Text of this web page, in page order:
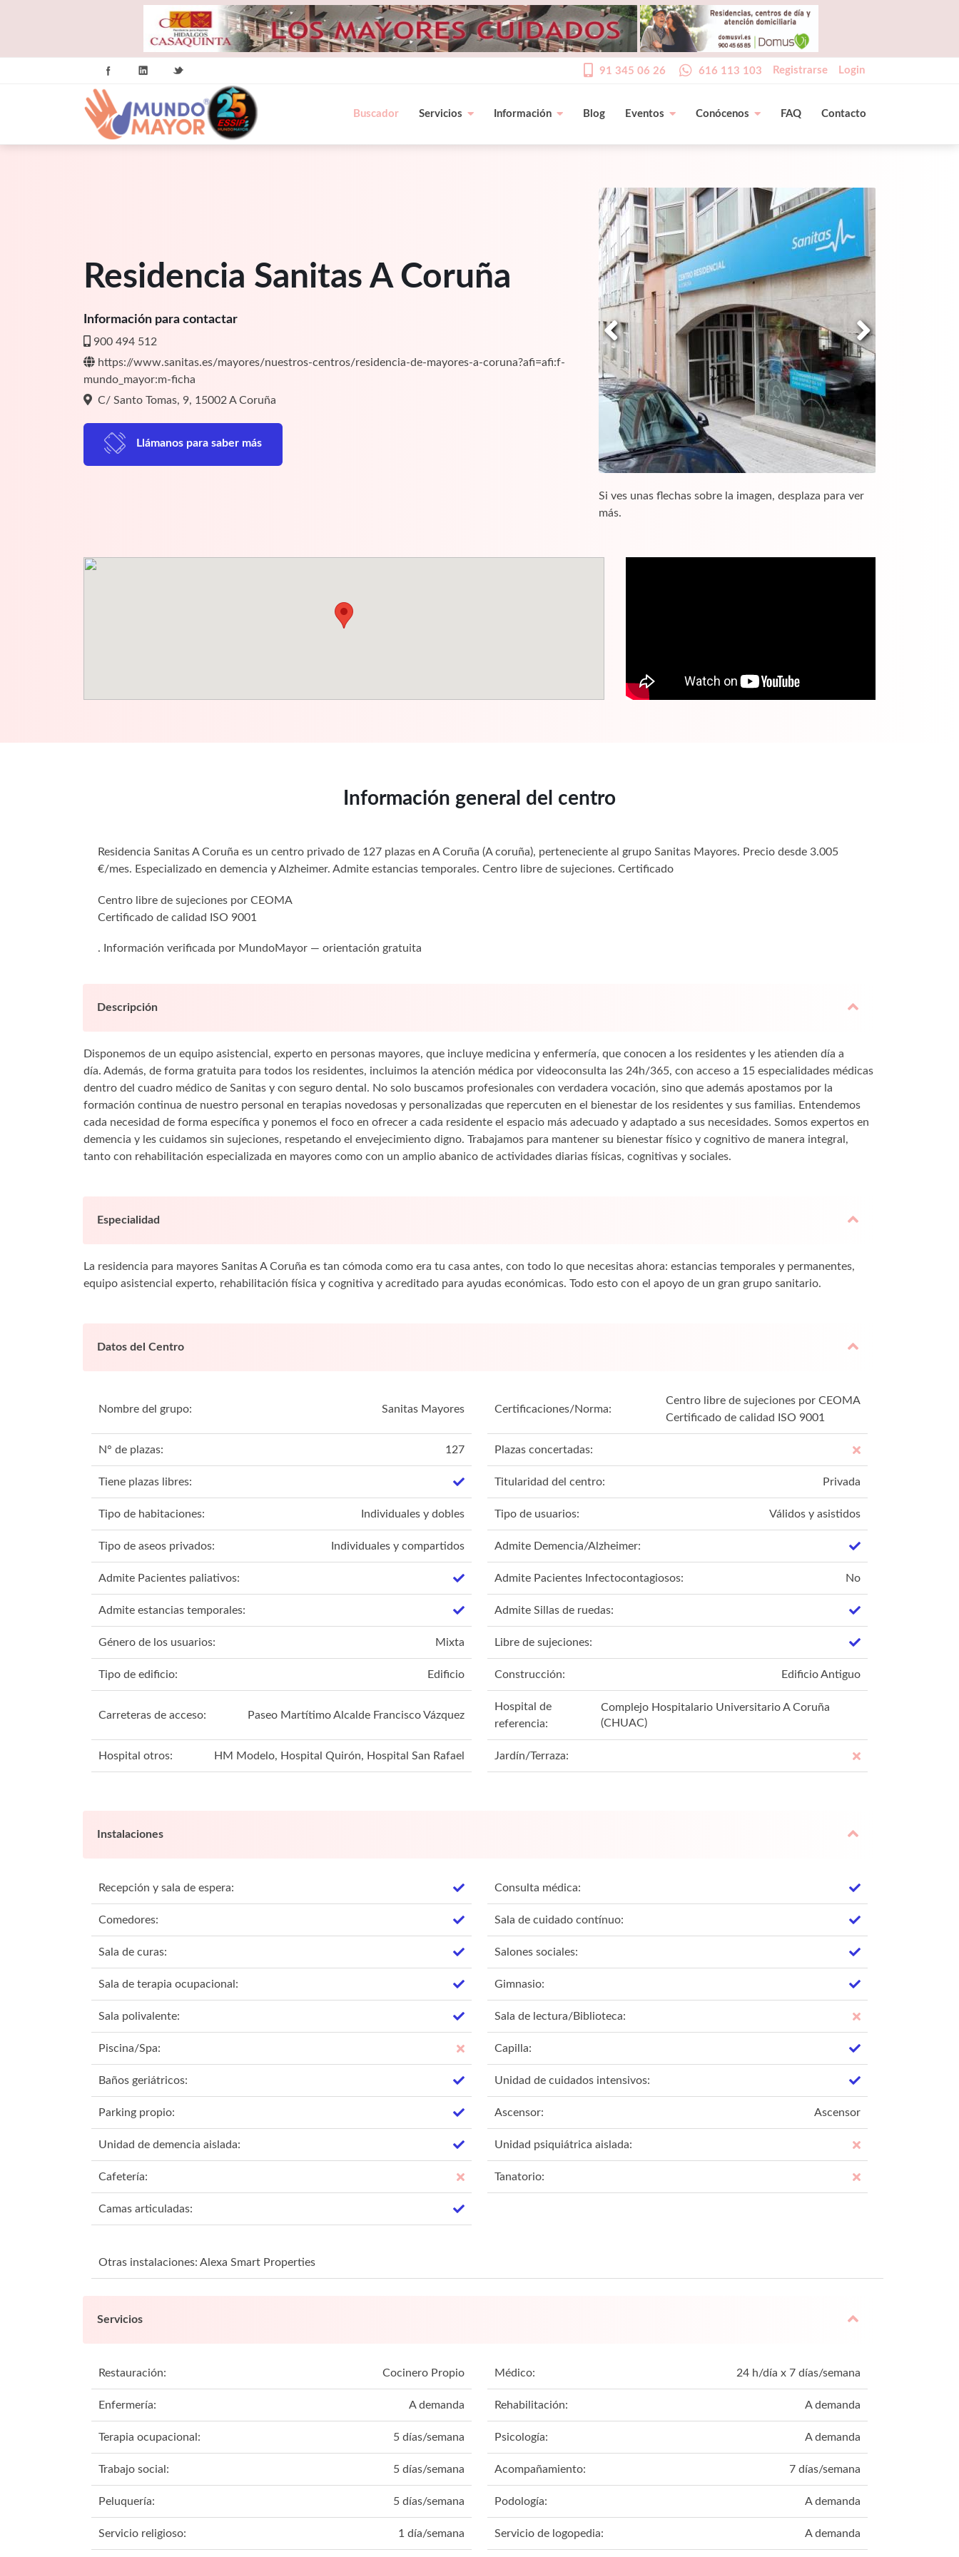
91 345 06 26 616 113 103 Registrarse Login
Buscador Servicios Información Blog Eventos Conócenos FAQ Contacto
Residencia Sanitas A Coruña
Información para contactar
900 494 512
https://www.sanitas.es/mayores/nuestros-centros/residencia-de-mayores-a-coruna?afi=afi:f-
mundo_mayor:m-ficha
C/ Santo Tomas, 9, 15002 A Coruña
Llámanos para saber más
Si ves unas flechas sobre la imagen, desplaza para ver
más.
Información general del centro
Residencia Sanitas A Coruña es un centro privado de 127 plazas en A Coruña (A coruña), perteneciente al grupo Sanitas Mayores. Precio desde 3.005
€/mes. Especializado en demencia y Alzheimer. Admite estancias temporales. Centro libre de sujeciones. Certificado
Centro libre de sujeciones por CEOMA
Certificado de calidad ISO 9001
. Información verificada por MundoMayor — orientación gratuita
Descripción
Disponemos de un equipo asistencial, experto en personas mayores, que incluye medicina y enfermería, que conocen a los residentes y les atienden día a
día. Además, de forma gratuita para todos los residentes, incluimos la atención médica por videoconsulta las 24h/365, con acceso a 15 especialidades médicas
dentro del cuadro médico de Sanitas y con seguro dental. No solo buscamos profesionales con verdadera vocación, sino que además apostamos por la
formación continua de nuestro personal en terapias novedosas y personalizadas que repercuten en el bienestar de los residentes y sus familias. Entendemos
cada necesidad de forma específica y ponemos el foco en ofrecer a cada residente el espacio más adecuado y adaptado a sus necesidades. Somos expertos en
demencia y les cuidamos sin sujeciones, respetando el envejecimiento digno. Trabajamos para mantener su bienestar físico y cognitivo de manera integral,
tanto con rehabilitación especializada en mayores como con un amplio abanico de actividades diarias físicas, cognitivas y sociales.
Especialidad
La residencia para mayores Sanitas A Coruña es tan cómoda como era tu casa antes, con todo lo que necesitas ahora: estancias temporales y permanentes,
equipo asistencial experto, rehabilitación física y cognitiva y acreditado para ayudas económicas. Todo esto con el apoyo de un gran grupo sanitario.
Datos del Centro
Nombre del grupo: Sanitas Mayores Certificaciones/Norma:
Centro libre de sujeciones por CEOMA
Certificado de calidad ISO 9001
N° de plazas: 127 Plazas concertadas:
Tiene plazas libres: Titularidad del centro: Privada
Tipo de habitaciones: Individuales y dobles Tipo de usuarios: Válidos y asistidos
Tipo de aseos privados: Individuales y compartidos Admite Demencia/Alzheimer:
Admite Pacientes paliativos: Admite Pacientes Infectocontagiosos: No
Admite estancias temporales: Admite Sillas de ruedas:
Género de los usuarios: Mixta Libre de sujeciones:
Tipo de edificio: Edificio Construcción: Edificio Antiguo
Carreteras de acceso: Paseo Martítimo Alcalde Francisco Vázquez
Hospital de
referencia:
Complejo Hospitalario Universitario A Coruña
(CHUAC)
Hospital otros: HM Modelo, Hospital Quirón, Hospital San Rafael Jardín/Terraza:
Instalaciones
Recepción y sala de espera: Consulta médica:
Comedores: Sala de cuidado contínuo:
Sala de curas: Salones sociales:
Sala de terapia ocupacional: Gimnasio:
Sala polivalente: Sala de lectura/Biblioteca:
Piscina/Spa: Capilla:
Baños geriátricos: Unidad de cuidados intensivos:
Parking propio: Ascensor: Ascensor
Unidad de demencia aislada: Unidad psiquiátrica aislada:
Cafetería: Tanatorio:
Camas articuladas:
Otras instalaciones: Alexa Smart Properties
Servicios
Restauración: Cocinero Propio Médico: 24 h/día x 7 días/semana
Enfermería: A demanda Rehabilitación: A demanda
Terapia ocupacional: 5 días/semana Psicología: A demanda
Trabajo social: 5 días/semana Acompañamiento: 7 días/semana
Peluquería: 5 días/semana Podología: A demanda
Servicio religioso: 1 día/semana Servicio de logopedia: A demanda